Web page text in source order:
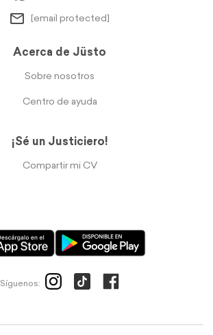
[email protected]
Acerca de Jüsto
Sobre nosotros
Centro de ayuda
¡Sé un Justiciero!
Compartir mi CV
Síguenos: